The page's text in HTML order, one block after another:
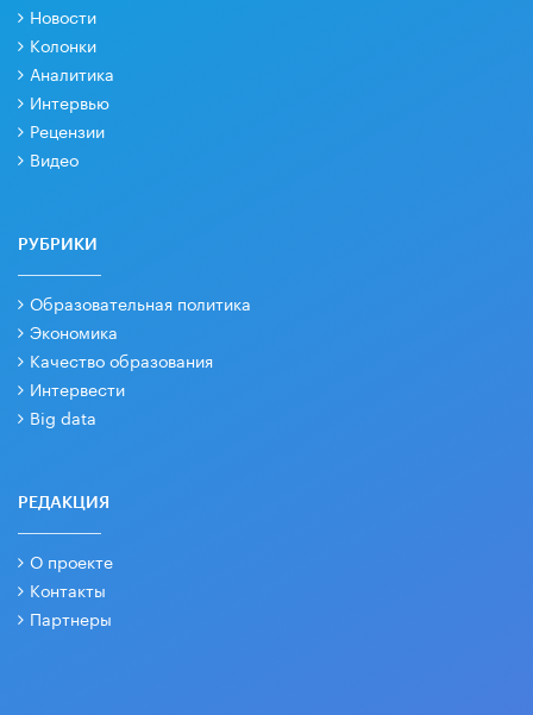
Новости
Колонки
Аналитика
Интервью
Рецензии
Видео
РУБРИКИ
Образовательная политика
Экономика
Качество образования
Интервести
Big data
РЕДАКЦИЯ
О проекте
Контакты
Партнеры